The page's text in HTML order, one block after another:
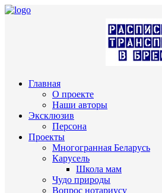
Главная
О проекте
Наши авторы
Эксклюзив
Персона
Проекты
Многогранная Беларусь
Карусель
Школа мам
Чудо природы
Вопрос нотариусу